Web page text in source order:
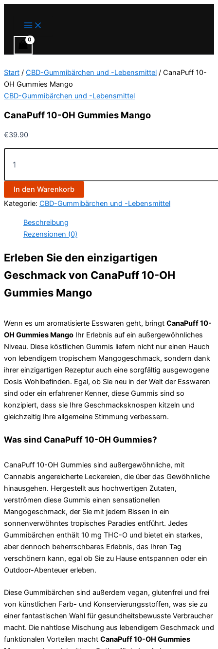
Zum
springen
Main
Start / CBD-Gummibärchen und -Lebensmittel / CanaPuff 10-
OH Gummies Mango
CBD-Gummibärchen und -Lebensmittel
CanaPuff 10-OH Gummies Mango
€39.90
CanaPuff
Mango
Menge
In den Warenkorb
Kategorie: CBD-Gummibärchen und -Lebensmittel
Beschreibung
Rezensionen (0)
Erleben Sie den einzigartigen
Geschmack von CanaPuff 10-OH
Gummies Mango
Wenn es um aromatisierte Esswaren geht, bringt CanaPuff 10-
OH Gummies Mango Ihr Erlebnis auf ein außergewöhnliches
Niveau. Diese köstlichen Gummis liefern nicht nur einen Hauch
von lebendigem tropischem Mangogeschmack, sondern dank
ihrer einzigartigen Rezeptur auch eine sorgfältig ausgewogene
Dosis Wohlbefinden. Egal, ob Sie neu in der Welt der Esswaren
sind oder ein erfahrener Kenner, diese Gummis sind so
konzipiert, dass sie Ihre Geschmacksknospen kitzeln und
gleichzeitig Ihre allgemeine Stimmung verbessern.
Was sind CanaPuff 10-OH Gummies?
CanaPuff 10-OH Gummies sind außergewöhnliche, mit
Cannabis angereicherte Leckereien, die über das Gewöhnliche
hinausgehen. Hergestellt aus hochwertigen Zutaten,
verströmen diese Gummis einen sensationellen
Mangogeschmack, der Sie mit jedem Bissen in ein
sonnenverwöhntes tropisches Paradies entführt. Jedes
Gummibärchen enthält 10 mg THC-O und bietet ein starkes,
aber dennoch beherrschbares Erlebnis, das Ihren Tag
verschönern kann, egal ob Sie zu Hause entspannen oder ein
Outdoor-Abenteuer erleben.
Diese Gummibärchen sind außerdem vegan, glutenfrei und frei
von künstlichen Farb- und Konservierungsstoffen, was sie zu
einer fantastischen Wahl für gesundheitsbewusste Verbraucher
macht. Die nahtlose Mischung aus lebendigem Geschmack und
funktionalen Vorteilen macht CanaPuff 10-OH Gummies